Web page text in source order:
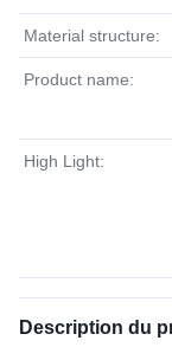
Material structure:
Product name:
High Light:
Description du